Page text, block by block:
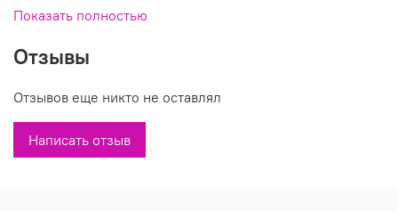
модель, которая не оставит равнодушным
заказы или приезжать за покупками к нам.
Размеры: один 50-56
Состав: 70%вискоза,30%эластан
Показать полностью
Отзывы
Отзывов еще никто не оставлял
Написать отзыв